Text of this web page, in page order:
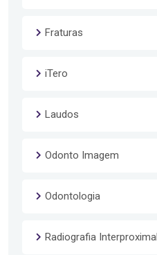
Fraturas
iTero
Laudos
Odonto Imagem
Odontologia
Radiografia Interproximal